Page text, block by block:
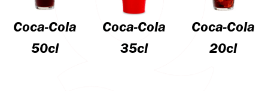
Coca-Cola
50cl
Coca-Cola
35cl
Coca-Cola
20cl